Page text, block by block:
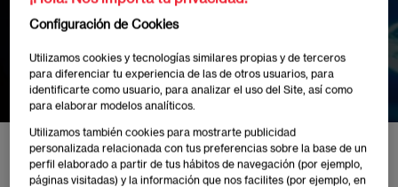
Mercados: ¿Dónde
Trazamos el Límite?
Inicio Eventos Ética y Transparencia en el Uso de Inteligencia
Configuración de Cookies
Utilizamos cookies y tecnologías similares propias y de terceros
para diferenciar tu experiencia de las de otros usuarios, para
identificarte como usuario, para analizar el uso del Site, así como
para elaborar modelos analíticos.
Utilizamos también cookies para mostrarte publicidad
personalizada relacionada con tus preferencias sobre la base de un
perfil elaborado a partir de tus hábitos de navegación (por ejemplo,
páginas visitadas) y la información que nos facilites (por ejemplo, en